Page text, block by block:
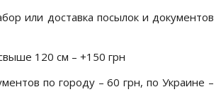
или доставка посылок и документов
120 см – +150 грн
по городу – 60 грн, по Украине –